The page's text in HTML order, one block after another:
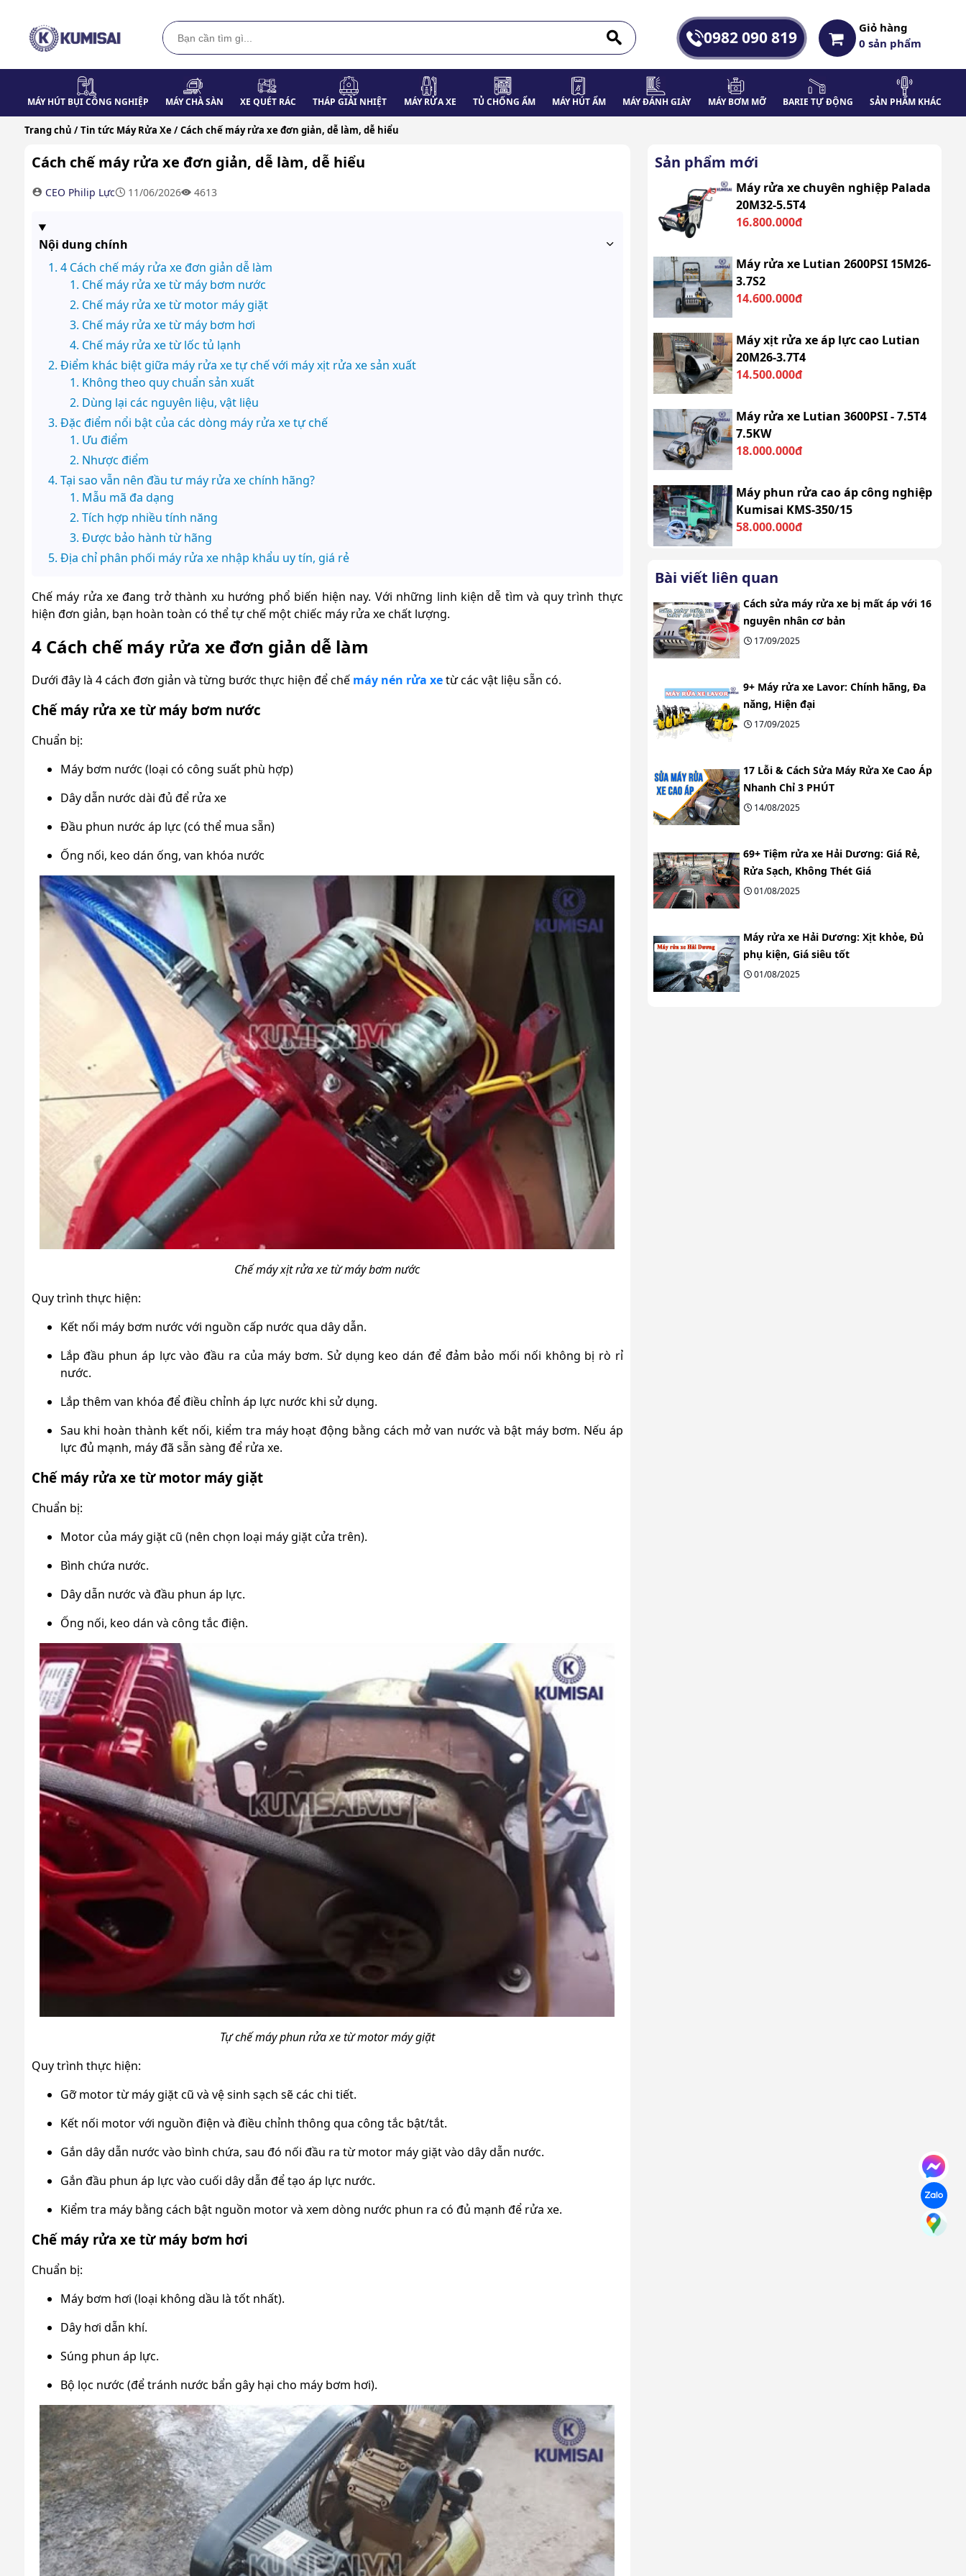
0982 090 819
Giỏ hàng
0sản phẩm
MÁY HÚT BỤI CÔNG NGHIỆP MÁY CHÀ SÀN XE QUÉT RÁC THÁP GIẢI NHIỆT MÁY RỬA XE TỦ CHỐNG ẨM MÁY HÚT ẨM MÁY ĐÁNH GIÀY MÁY BƠM MỠ BARIE TỰ ĐỘNG SẢN PHẨM KHÁC
Trang chủ / Tin tức Máy Rửa Xe / Cách chế máy rửa xe đơn giản, dễ làm, dễ hiểu
Cách chế máy rửa xe đơn giản, dễ làm, dễ hiểu
CEO Philip Lực 11/06/2026 4613
Nội dung chính
4 Cách chế máy rửa xe đơn giản dễ làm
Chế máy rửa xe từ máy bơm nước
Chế máy rửa xe từ motor máy giặt
Chế máy rửa xe từ máy bơm hơi
Chế máy rửa xe từ lốc tủ lạnh
Điểm khác biệt giữa máy rửa xe tự chế với máy xịt rửa xe sản xuất
Không theo quy chuẩn sản xuất
Dùng lại các nguyên liệu, vật liệu
Đặc điểm nổi bật của các dòng máy rửa xe tự chế
Ưu điểm
Nhược điểm
Tại sao vẫn nên đầu tư máy rửa xe chính hãng?
Mẫu mã đa dạng
Tích hợp nhiều tính năng
Được bảo hành từ hãng
Địa chỉ phân phối máy rửa xe nhập khẩu uy tín, giá rẻ
Chế máy rửa xe đang trở thành xu hướng phổ biến hiện nay. Với những linh kiện dễ tìm và quy trình thực
hiện đơn giản, bạn hoàn toàn có thể tự chế một chiếc máy rửa xe chất lượng.
4 Cách chế máy rửa xe đơn giản dễ làm
Dưới đây là 4 cách đơn giản và từng bước thực hiện để chế máy nén rửa xetừ các vật liệu sẵn có.
Chế máy rửa xe từ máy bơm nước
Chuẩn bị:
Máy bơm nước (loại có công suất phù hợp)
Dây dẫn nước dài đủ để rửa xe
Đầu phun nước áp lực (có thể mua sẵn)
Ống nối, keo dán ống, van khóa nước
Chế máy xịt rửa xe từ máy bơm nước
Quy trình thực hiện:
Kết nối máy bơm nước với nguồn cấp nước qua dây dẫn.
Lắp đầu phun áp lực vào đầu ra của máy bơm. Sử dụng keo dán để đảm bảo mối nối không bị rò rỉ
nước.
Lắp thêm van khóa để điều chỉnh áp lực nước khi sử dụng.
Sau khi hoàn thành kết nối, kiểm tra máy hoạt động bằng cách mở van nước và bật máy bơm. Nếu áp
lực đủ mạnh, máy đã sẵn sàng để rửa xe.
Chế máy rửa xe từ motor máy giặt
Chuẩn bị:
Motor của máy giặt cũ (nên chọn loại máy giặt cửa trên).
Bình chứa nước.
Dây dẫn nước và đầu phun áp lực.
Ống nối, keo dán và công tắc điện.
Tự chế máy phun rửa xe từ motor máy giặt
Quy trình thực hiện:
Gỡ motor từ máy giặt cũ và vệ sinh sạch sẽ các chi tiết.
Kết nối motor với nguồn điện và điều chỉnh thông qua công tắc bật/tắt.
Gắn dây dẫn nước vào bình chứa, sau đó nối đầu ra từ motor máy giặt vào dây dẫn nước.
Gắn đầu phun áp lực vào cuối dây dẫn để tạo áp lực nước.
Kiểm tra máy bằng cách bật nguồn motor và xem dòng nước phun ra có đủ mạnh để rửa xe.
Chế máy rửa xe từ máy bơm hơi
Chuẩn bị:
Máy bơm hơi (loại không dầu là tốt nhất).
Dây hơi dẫn khí.
Súng phun áp lực.
Bộ lọc nước (để tránh nước bẩn gây hại cho máy bơm hơi).
Sản phẩm mới
Máy rửa xe chuyên nghiệp Palada
20M32-5.5T4
16.800.000đ
Máy rửa xe Lutian 2600PSI 15M26-
3.7S2
14.600.000đ
Máy xịt rửa xe áp lực cao Lutian
20M26-3.7T4
14.500.000đ
Máy rửa xe Lutian 3600PSI - 7.5T4
7.5KW
18.000.000đ
Máy phun rửa cao áp công nghiệp
Kumisai KMS-350/15
58.000.000đ
Bài viết liên quan
Cách sửa máy rửa xe bị mất áp với 16
nguyên nhân cơ bản
17/09/2025
9+ Máy rửa xe Lavor: Chính hãng, Đa
năng, Hiện đại
17/09/2025
17 Lỗi & Cách Sửa Máy Rửa Xe Cao Áp
Nhanh Chỉ 3 PHÚT
14/08/2025
69+ Tiệm rửa xe Hải Dương: Giá Rẻ,
Rửa Sạch, Không Thét Giá
01/08/2025
Máy rửa xe Hải Dương: Xịt khỏe, Đủ
phụ kiện, Giá siêu tốt
01/08/2025